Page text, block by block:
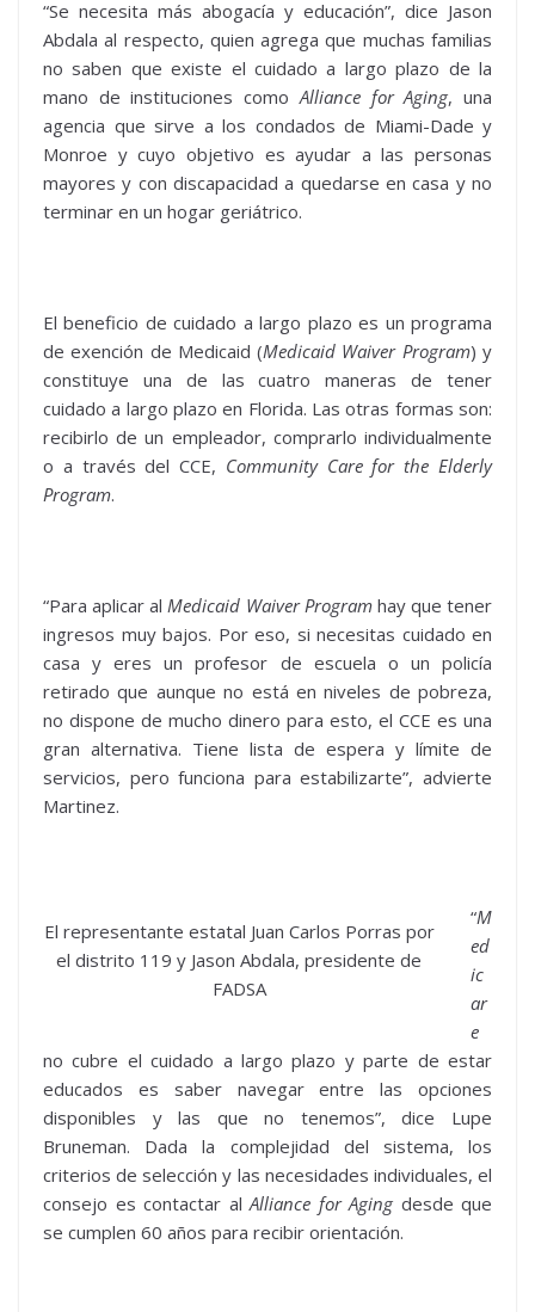
“Se necesita más abogacía y educación”, dice Jason
Abdala al respecto, quien agrega que muchas familias
no saben que existe el cuidado a largo plazo de la
mano de instituciones comoAlliance for Aging, una
agencia que sirve a los condados de Miami-Dade y
Monroe y cuyo objetivo es ayudar a las personas
mayores y con discapacidad a quedarse en casa y no
terminar en un hogar geriátrico.
El beneficio de cuidado a largo plazo es un programa
de exención de Medicaid (Medicaid Waiver Program) y
constituye una de las cuatro maneras de tener
cuidado a largo plazo en Florida. Las otras formas son:
recibirlo de un empleador, comprarlo individualmente
o a través del CCE, Community Care for the Elderly
Program.
“Para aplicar alMedicaid Waiver Programhay que tener
ingresos muy bajos. Por eso, si necesitas cuidado en
casa y eres un profesor de escuela o un policía
retirado que aunque no está en niveles de pobreza,
no dispone de mucho dinero para esto, el CCE es una
gran alternativa. Tiene lista de espera y límite de
servicios, pero funciona para estabilizarte”, advierte
Martinez.
El representante estatal Juan Carlos Porras por
el distrito 119 y Jason Abdala, presidente de
FADSA
“M
ed
ic
ar
e
no cubre el cuidado a largo plazo y parte de estar
educados es saber navegar entre las opciones
disponibles y las que no tenemos”, dice Lupe
Bruneman. Dada la complejidad del sistema, los
criterios de selección y las necesidades individuales, el
consejo es contactar alAlliance for Agingdesde que
se cumplen 60 años para recibir orientación.